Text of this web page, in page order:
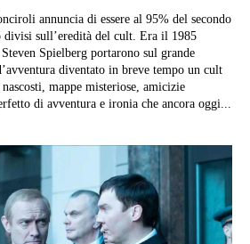
annuncia di essere al 95% del secondo
divisi sull’eredità del cult. Era il 1985
Spielberg portarono sul grande
diventato in breve tempo un cult
mappe misteriose, amicizie
di avventura e ironia che ancora oggi...